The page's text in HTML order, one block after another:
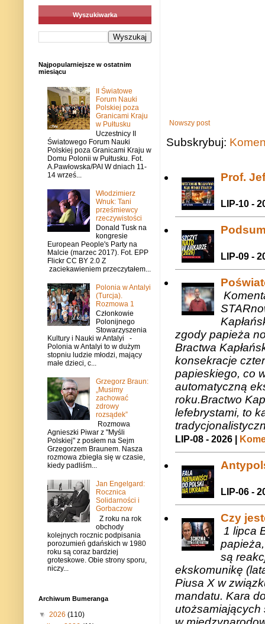
Nowszy post
Subskrybuj:
Prof.
LIP-10 -
LIP-09 -
zgody papieża
Bractwa
konsekracje
papieskiego, co
automatyczną
roku.Bractwo
lefebrystami, to
LIP-08 - 2026 |
LIP-06 -
Czy
1 lipca
są
ekskomunikę
Piusa X w
mandatu. Kara
utożsamiających
Wyszukiwarka
Najpopularniejsze w ostatnim
miesiącu
II Światowe
Forum Nauki
Polskiej poza
Granicami Kraju
w Pułtusku
Uczestnicy II
Światowego Forum Nauki
Polskiej poza Granicami Kraju w
Domu Polonii w Pułtusku. Fot.
A.Pawłowska/PAI W dniach 11-
14 wrześ...
Włodzimierz
Wnuk: Tani
prześmiewcy
rzeczywistości
Donald Tusk na
kongresie
European People's Party na
Malcie (marzec 2017). Fot. EPP
Flickr CC BY 2.0 Z
zaciekawieniem przeczytałem...
Polonia w Antalyi
(Turcja).
Rozmowa 1
Członkowie
Polonijnego
Stowarzyszenia
Kultury i Nauki w Antalyi -
Polonia w Antalyi to w dużym
stopniu ludzie młodzi, mający
małe dzieci, c...
Grzegorz Braun:
„Musimy
zachować
zdrowy
rozsądek”
Rozmowa
Agnieszki Piwar z "Myśli
Polskiej" z posłem na Sejm
Grzegorzem Braunem. Nasza
rozmowa zbiegła się w czasie,
kiedy padliśm...
Jan Engelgard:
Rocznica
Solidarności i
Gorbaczow
Z roku na rok
obchody
kolejnych rocznic podpisania
porozumień gdańskich w 1980
roku są coraz bardziej
groteskowe. Obie strony sporu,
niczy...
Archiwum Bumeranga
▼ 2026 (110)